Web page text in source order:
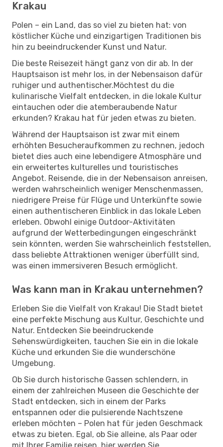
Krakau
Polen – ein Land, das so viel zu bieten hat: von
köstlicher Küche und einzigartigen Traditionen bis
hin zu beeindruckender Kunst und Natur.
Die beste Reisezeit hängt ganz von dir ab. In der
Hauptsaison ist mehr los, in der Nebensaison dafür
ruhiger und authentischer.Möchtest du die
kulinarische Vielfalt entdecken, in die lokale Kultur
eintauchen oder die atemberaubende Natur
erkunden? Krakau hat für jeden etwas zu bieten.
Während der Hauptsaison ist zwar mit einem
erhöhten Besucheraufkommen zu rechnen, jedoch
bietet dies auch eine lebendigere Atmosphäre und
ein erweitertes kulturelles und touristisches
Angebot. Reisende, die in der Nebensaison anreisen,
werden wahrscheinlich weniger Menschenmassen,
niedrigere Preise für Flüge und Unterkünfte sowie
einen authentischeren Einblick in das lokale Leben
erleben. Obwohl einige Outdoor-Aktivitäten
aufgrund der Wetterbedingungen eingeschränkt
sein könnten, werden Sie wahrscheinlich feststellen,
dass beliebte Attraktionen weniger überfüllt sind,
was einen immersiveren Besuch ermöglicht.
Was kann man in Krakau unternehmen?
Erleben Sie die Vielfalt von Krakau! Die Stadt bietet
eine perfekte Mischung aus Kultur, Geschichte und
Natur. Entdecken Sie beeindruckende
Sehenswürdigkeiten, tauchen Sie ein in die lokale
Küche und erkunden Sie die wunderschöne
Umgebung.
Ob Sie durch historische Gassen schlendern, in
einem der zahlreichen Museen die Geschichte der
Stadt entdecken, sich in einem der Parks
entspannen oder die pulsierende Nachtszene
erleben möchten – Polen hat für jeden Geschmack
etwas zu bieten. Egal, ob Sie alleine, als Paar oder